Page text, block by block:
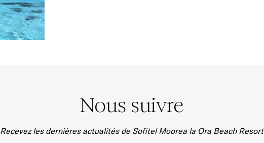
Nous suivre
Recevez les dernières actualités de Sofitel Moorea la Ora Beach Resort